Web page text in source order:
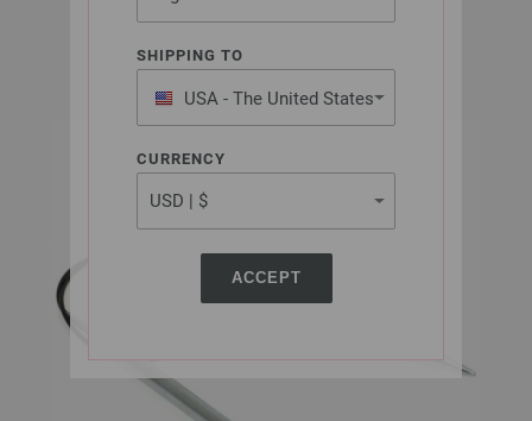
SHIPPING TO
USA - The United States
of America
CURRENCY
ACCEPT